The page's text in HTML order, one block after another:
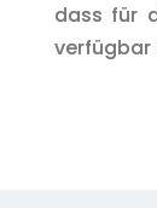
dass für
verfügbar